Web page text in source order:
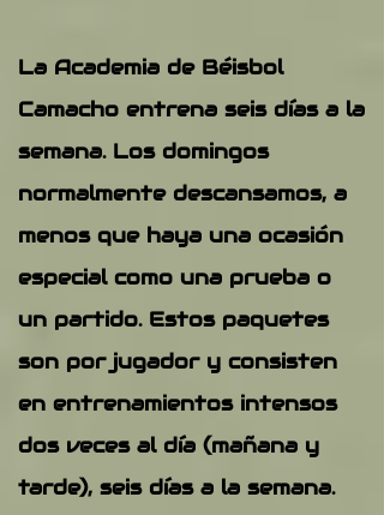
La Academia de Béisbol
Camacho entrena seis días a la
semana. Los domingos
normalmente descansamos, a
menos que haya una ocasión
especial como una prueba o
un partido. Estos paquetes
son por jugador y consisten
en entrenamientos intensos
dos veces al día (mañana y
tarde), seis días a la semana.